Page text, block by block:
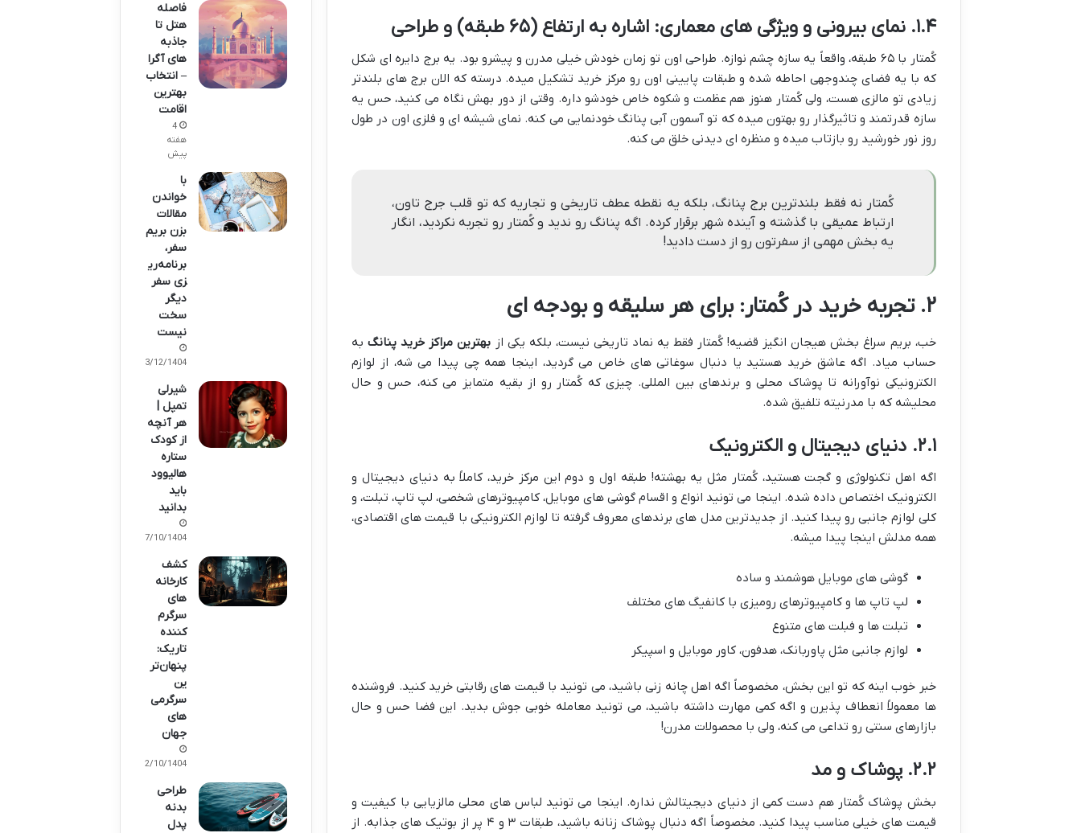
۱.۴. نمای بیرونی و ویژگی های معماری: اشاره به ارتفاع (۶۵ طبقه) و طراحی
کُمتار با ۶۵ طبقه، واقعاً یه سازه چشم نوازه. طراحی اون تو زمان خودش خیلی مدرن و پیشرو بود. یه برج دایره ای شکل
که با یه فضای چندوجهی احاطه شده و طبقات پایینی اون رو مرکز خرید تشکیل میده. درسته که الان برج های بلندتر
زیادی تو مالزی هست، ولی کُمتار هنوز هم عظمت و شکوه خاص خودشو داره. وقتی از دور بهش نگاه می کنید، حس یه
سازه قدرتمند و تاثیرگذار رو بهتون میده که تو آسمون آبی پنانگ خودنمایی می کنه. نمای شیشه ای و فلزی اون در طول
روز نور خورشید رو بازتاب میده و منظره ای دیدنی خلق می کنه.
کُمتار نه فقط بلندترین برج پنانگ، بلکه یه نقطه عطف تاریخی و تجاریه که تو قلب جرج تاون،
ارتباط عمیقی با گذشته و آینده شهر برقرار کرده. اگه پنانگ رو ندید و کُمتار رو تجربه نکردید، انگار
یه بخش مهمی از سفرتون رو از دست دادید!
۲. تجربه خرید در کُمتار: برای هر سلیقه و بودجه ای
خب، بریم سراغ بخش هیجان انگیز قضیه! کُمتار فقط یه نماد تاریخی نیست، بلکه یکی از بهترین مراکز خرید پنانگبه
حساب میاد. اگه عاشق خرید هستید یا دنبال سوغاتی های خاص می گردید، اینجا همه چی پیدا می شه، از لوازم
الکترونیکی نوآورانه تا پوشاک محلی و برندهای بین المللی. چیزی که کُمتار رو از بقیه متمایز می کنه، حس و حال
محلیشه که با مدرنیته تلفیق شده.
۲.۱. دنیای دیجیتال و الکترونیک
اگه اهل تکنولوژی و گجت هستید، کُمتار مثل یه بهشته! طبقه اول و دوم این مرکز خرید، کاملاً به دنیای دیجیتال و
الکترونیک اختصاص داده شده. اینجا می تونید انواع و اقسام گوشی های موبایل، کامپیوترهای شخصی، لپ تاپ، تبلت، و
کلی لوازم جانبی رو پیدا کنید. از جدیدترین مدل های برندهای معروف گرفته تا لوازم الکترونیکی با قیمت های اقتصادی،
همه مدلش اینجا پیدا میشه.
گوشی های موبایل هوشمند و ساده
لپ تاپ ها و کامپیوترهای رومیزی با کانفیگ های مختلف
تبلت ها و فبلت های متنوع
لوازم جانبی مثل پاوربانک، هدفون، کاور موبایل و اسپیکر
خبر خوب اینه که تو این بخش، مخصوصاً اگه اهل چانه زنی باشید، می تونید با قیمت های رقابتی خرید کنید. فروشنده
ها معمولاً انعطاف پذیرن و اگه کمی مهارت داشته باشید، می تونید معامله خوبی جوش بدید. این فضا حس و حال
بازارهای سنتی رو تداعی می کنه، ولی با محصولات مدرن!
۲.۲. پوشاک و مد
بخش پوشاک کُمتار هم دست کمی از دنیای دیجیتالش نداره. اینجا می تونید لباس های محلی مالزیایی با کیفیت و
قیمت های خیلی مناسب پیدا کنید. مخصوصاً اگه دنبال پوشاک زنانه باشید، طبقات ۳ و ۴ پر از بوتیک های جذابه. از
فاصله
هتل تا
جاذبه
های آگرا
– انتخاب
بهترین
اقامت
4
هفته
پیش
با
خواندن
مقالات
بزن بریم
سفر،
برنامه‌ری
زی سفر
دیگر
سخت
نیست
03/12/1404
شیرلی
تمپل |
هر آنچه
از کودک
ستاره
هالیوود
باید
بدانید
07/10/1404
کشف
کارخانه
های
سرگرم
کننده
تاریک:
پنهان‌تر
ین
سرگرمی‌
های
جهان
02/10/1404
طراحی
بدنه
پدل